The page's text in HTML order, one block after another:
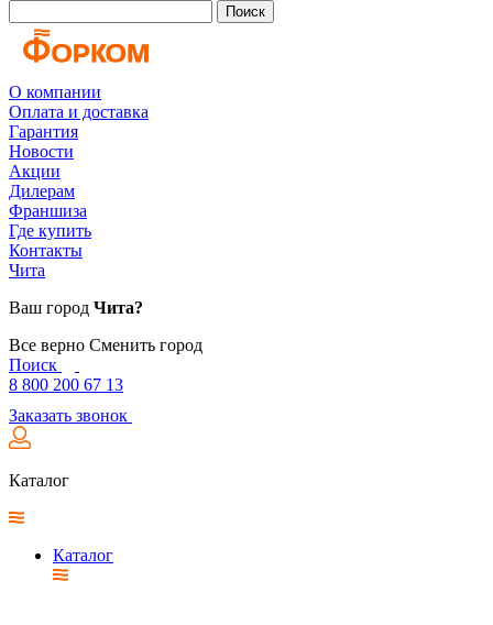
Поиск
О компании
Оплата и доставка
Гарантия
Новости
Акции
Дилерам
Франшиза
Где купить
Контакты
Чита
Ваш город Чита?
Все верно Сменить город
Поиск
8 800 200 67 13
Заказать звонок
Каталог
Каталог